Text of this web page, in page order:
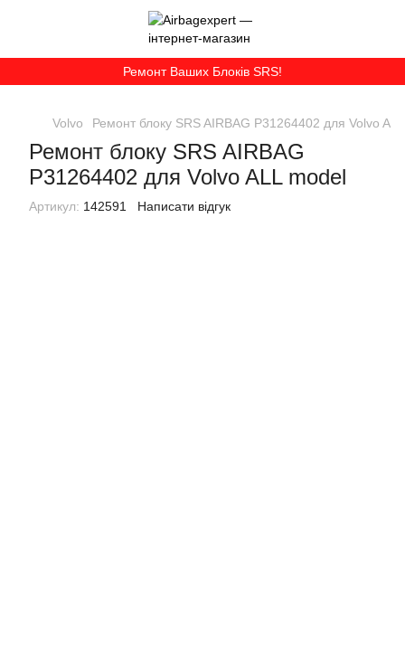
Ремонт Ваших Блоків SRS!
Volvo Ремонт блоку SRS AIRBAG P31264402 для Volvo
Ремонт блоку SRS AIRBAG
P31264402 для Volvo ALL model
Артикул: 142591 Написати відгук